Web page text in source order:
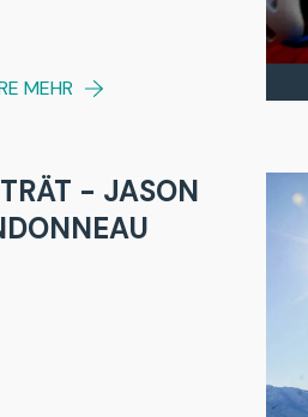
MEHR
- JASON